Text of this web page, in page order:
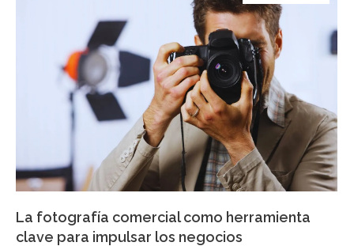
La fotografía comercial como herramienta
clave para impulsar los negocios